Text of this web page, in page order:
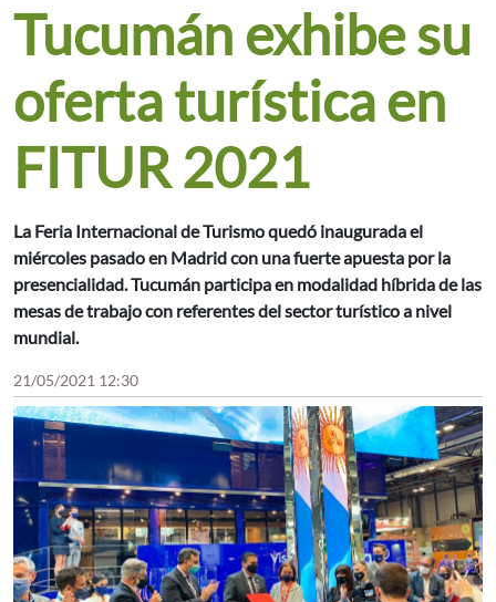
Tucumán exhibe su
oferta turística en
FITUR 2021
La Feria Internacional de Turismo quedó inaugurada el
miércoles pasado en Madrid con una fuerte apuesta por la
presencialidad. Tucumán participa en modalidad híbrida de las
mesas de trabajo con referentes del sector turístico a nivel
mundial.
21/05/2021 12:30